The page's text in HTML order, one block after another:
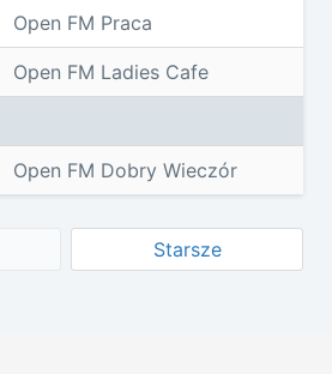
Open FM Praca
Open FM Ladies Cafe
Open FM Dobry Wieczór
Starsze